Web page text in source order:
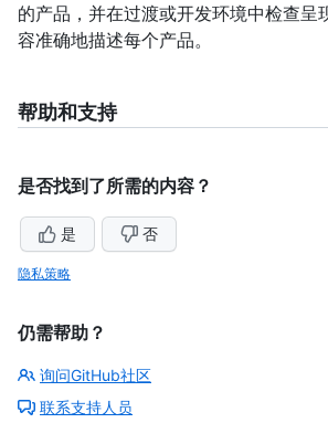
的产品，并在过渡或开发环境中检查呈
容准确地描述每个产品。
帮助和支持
是否找到了所需的内容？
是 否
隐私策略
仍需帮助？
询问GitHub社区
联系支持人员